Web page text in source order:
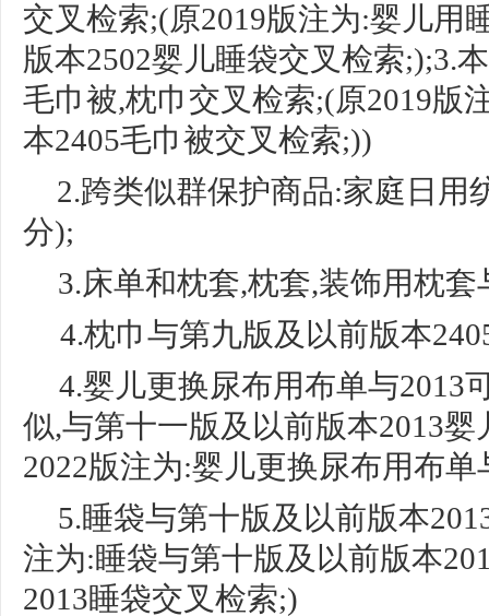
交叉检索;(原2019版注为:婴儿用
版本2502婴儿睡袋交叉检索;);3.
毛巾被,枕巾交叉检索;(原2019版
本2405毛巾被交叉检索;))
2.跨类似群保护商品:家庭日用
分);
3.床单和枕套,枕套,装饰用枕
4.枕巾与第九版及以前版本
4.婴儿更换尿布用布单与2013
似,与第十一版及以前版本2013
2022版注为:婴儿更换尿布用布单
5.睡袋与第十版及以前版本
注为:睡袋与第十版及以前版本
2013睡袋交叉检索;)